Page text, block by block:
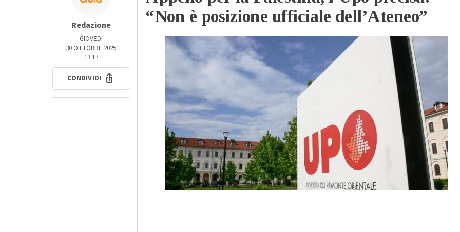
Redazione
GIOVEDÌ
30 OTTOBRE 2025
13:17
CONDIVIDI
“Non è posizione ufficiale dell’Ateneo”